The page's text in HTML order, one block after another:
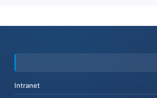
Intranet